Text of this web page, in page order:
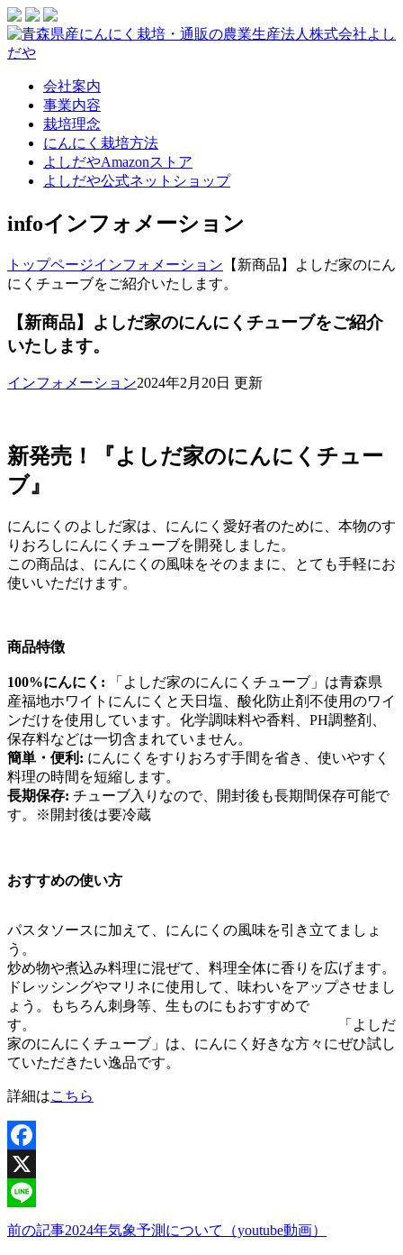
会社案内
事業内容
栽培理念
にんにく栽培方法
よしだやAmazonストア
よしだや公式ネットショップ
infoインフォメーション
トップページインフォメーション 【新商品】よしだ家のにん
にくチューブをご紹介いたします。
【新商品】よしだ家のにんにくチューブをご紹介
いたします。
インフォメーション2024年2月20日 更新
新発売！『よしだ家のにんにくチュー
ブ』
にんにくのよしだ家は、にんにく愛好者のために、本物のす
りおろしにんにくチューブを開発しました。
この商品は、にんにくの風味をそのままに、とても手軽にお
使いいただけます。
商品特徴
100%にんにく: 「よしだ家のにんにくチューブ」は青森県
産福地ホワイトにんにくと天日塩、酸化防止剤不使用のワイ
ンだけを使用しています。化学調味料や香料、PH調整剤、
保存料などは一切含まれていません。
簡単・便利: にんにくをすりおろす手間を省き、使いやすく
料理の時間を短縮します。
長期保存: チューブ入りなので、開封後も長期間保存可能で
す。※開封後は要冷蔵
おすすめの使い方
パスタソースに加えて、にんにくの風味を引き立てましょ
う。
炒め物や煮込み料理に混ぜて、料理全体に香りを広げます。
ドレッシングやマリネに使用して、味わいをアップさせまし
ょう。もちろん刺身等、生ものにもおすすめで
す。 「よしだ
家のにんにくチューブ」は、にんにく好きな方々にぜひ試し
ていただきたい逸品です。
詳細はこちら
Facebook
X
Line
前の記事2024年気象予測について（youtube動画）